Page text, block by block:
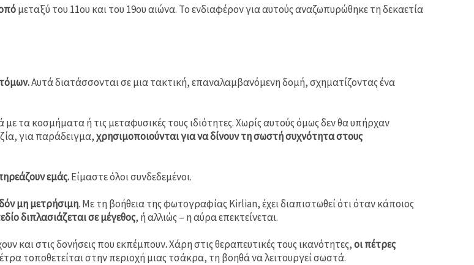
μεταξύ του 11ου και του 19ου αιώνα. Το ενδιαφέρον για αυτούς αναζωπυρώθηκε τη δεκαετία
Αυτά διατάσσονται σε μια τακτική, επαναλαμβανόμενη δομή, σχηματίζοντας ένα
τα κοσμήματα ή τις μεταφυσικές τους ιδιότητες. Χωρίς αυτούς όμως δεν θα υπήρχαν
για παράδειγμα,χρησιμοποιούνται για να δίνουν τη σωστή συχνότητα στους
εμάς.Είμαστε όλοι συνδεδεμένοι.
μη μετρήσιμη. Με τη βοήθεια της φωτογραφίας Kirlian, έχει διαπιστωθεί ότι όταν κάποιος
διπλασιάζεται σε μέγεθος, ή αλλιώς – η αύρα επεκτείνεται.
και στις δονήσεις που εκπέμπουν.Χάρη στις θεραπευτικές τους ικανότητες,οι πέτρες
τοποθετείται στην περιοχή μιας τσάκρα, τη βοηθά να λειτουργεί σωστά.